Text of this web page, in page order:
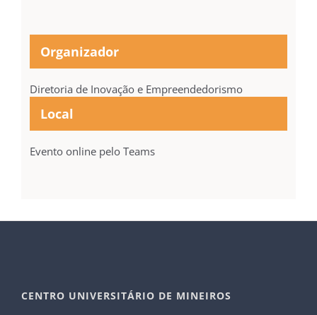
Local
Evento online pelo Teams
Organizador
Diretoria de Inovação e Empreendedorismo
CENTRO UNIVERSITÁRIO DE MINEIROS